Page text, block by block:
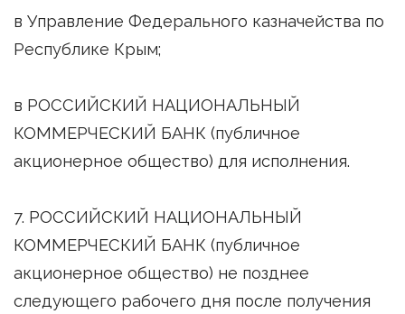
в Управление Федерального казначейства по
Республике Крым;
в РОССИЙСКИЙ НАЦИОНАЛЬНЫЙ
КОММЕРЧЕСКИЙ БАНК (публичное
акционерное общество) для исполнения.
7. РОССИЙСКИЙ НАЦИОНАЛЬНЫЙ
КОММЕРЧЕСКИЙ БАНК (публичное
акционерное общество) не позднее
следующего рабочего дня после получения